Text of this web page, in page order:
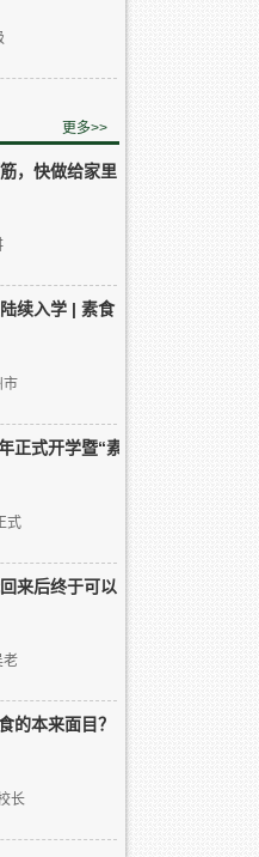
更多>>
，快做给家里
续入学 | 素食
市
正式开学暨“素
式
来后终于可以
老
的本来面目？
长